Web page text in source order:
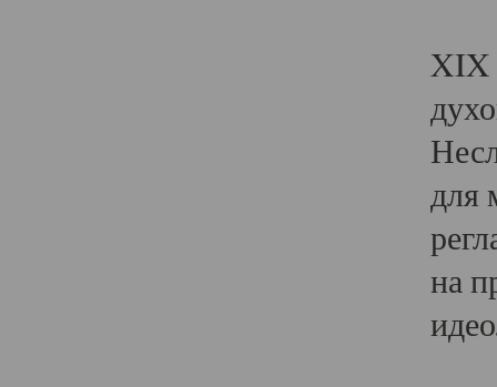
XIX
для
на